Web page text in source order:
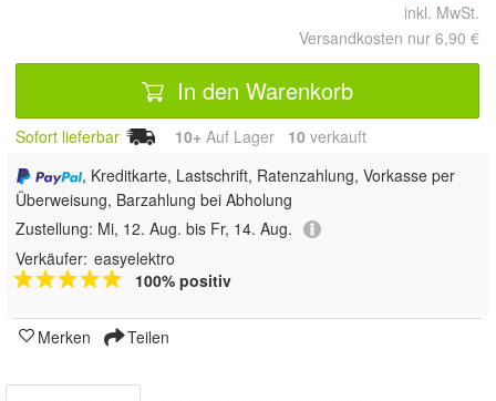
inkl. MwSt.
Versandkosten nur 6,90 €
In den Warenkorb
Sofort lieferbar 10+ Auf Lager 10 verkauft
, Kreditkarte, Lastschrift, Ratenzahlung, Vorkasse per
Überweisung, Barzahlung bei Abholung
Zustellung: Mi, 12. Aug. bis Fr, 14. Aug.
Verkäufer: easyelektro
100% positiv
Merken Teilen